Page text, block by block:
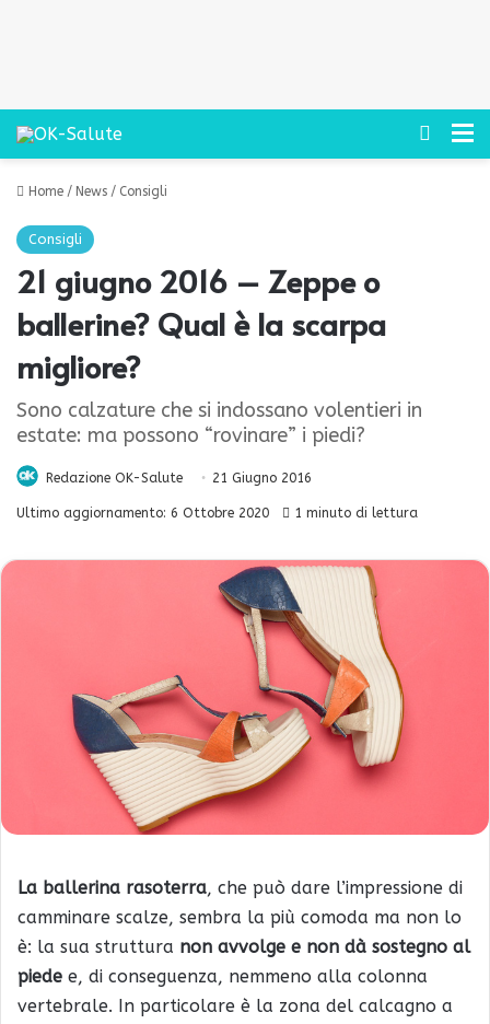
Cerca
Home / News / Consigli
Consigli
21 giugno 2016 – Zeppe o
ballerine? Qual è la scarpa
migliore?
Sono calzature che si indossano volentieri in
estate: ma possono “rovinare” i piedi?
Redazione OK-Salute 21 Giugno 2016
Ultimo aggiornamento: 6 Ottobre 2020 1 minuto di lettura
La ballerina rasoterra, che può dare l’impressione di
camminare scalze, sembra la più comoda ma non lo
è: la sua struttura non avvolge e non dà sostegno al
piede e, di conseguenza, nemmeno alla colonna
vertebrale. In particolare è la zona del calcagno a